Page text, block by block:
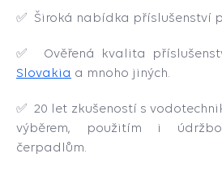
✅ Široká nabídka příslušenství
✅ Ověřená kvalita
Slovakia a mnoho jiných.
✅ 20 let zkušeností s
výběrem, použitím i
čerpadlům.